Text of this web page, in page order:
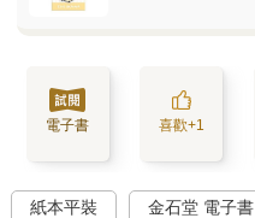
電子書 喜歡+1
紙本平裝 金石堂 電子書